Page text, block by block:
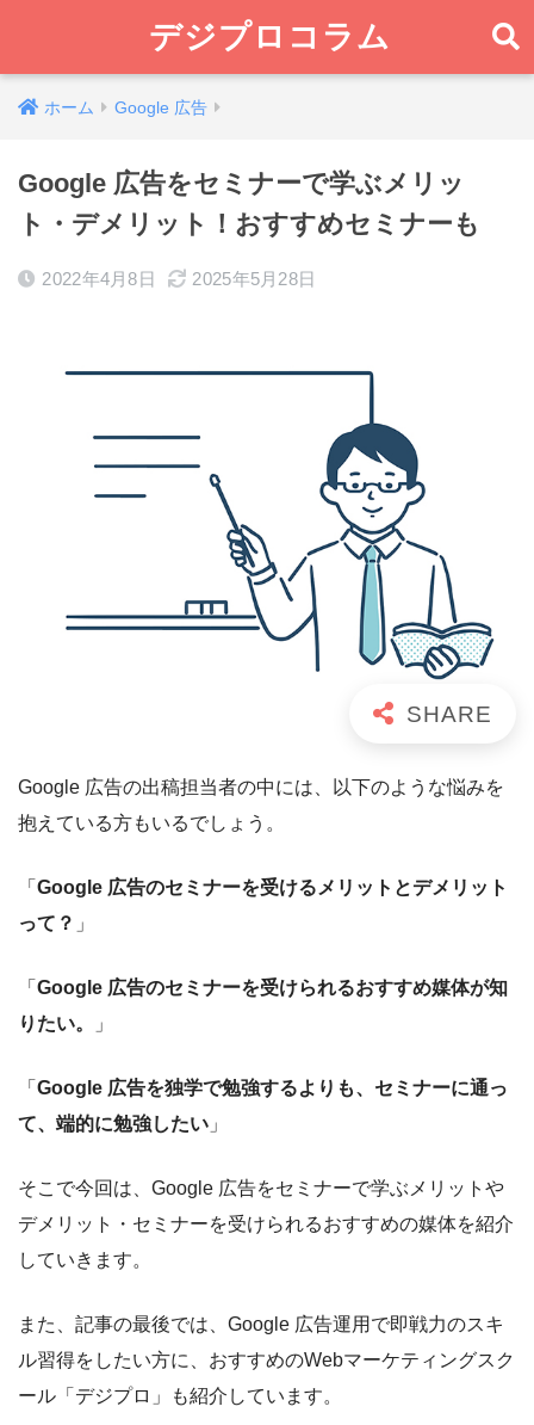
デジプロコラム
ホーム Google 広告
Google 広告をセミナーで学ぶメリッ
ト・デメリット！おすすめセミナーも
2022年4月8日 2025年5月28日
Google 広告の出稿担当者の中には、以下のような悩みを
抱えている方もいるでしょう。
「 Google 広告のセミナーを受けるメリットとデメリット
って？ 」
「 Google 広告のセミナーを受けられるおすすめ媒体が知
りたい。
」
「 Google 広告を独学で勉強するよりも、セミナーに通っ
て、端的に勉強したい 」
そこで今回は、Google 広告をセミナーで学ぶメリットや
デメリット・セミナーを受けられるおすすめの媒体を紹介
していきます。
また、記事の最後では、Google 広告運用で即戦力のスキ
ル習得をしたい方に、おすすめのWebマーケティングスク
ール「デジプロ」も紹介しています。